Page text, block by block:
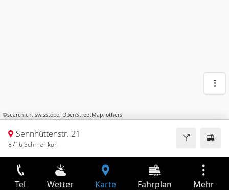
©search.ch, swisstopo, OpenStreetMap, others
Sennhüttenstr. 21
8716 Schmerikon
Tel Wetter Karte Fahrplan Mehr